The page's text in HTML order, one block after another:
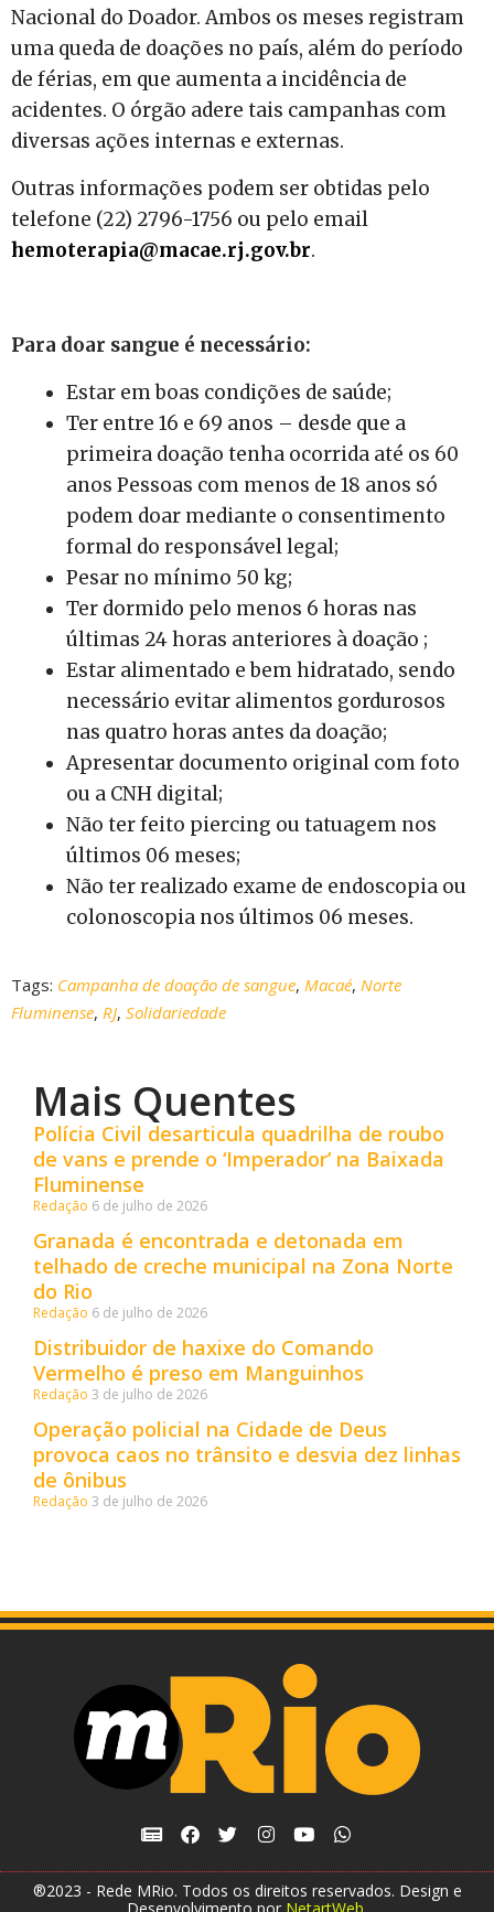
Nacional do Doador. Ambos os meses registram
uma queda de doações no país, além do período
de férias, em que aumenta a incidência de
acidentes. O órgão adere tais campanhas com
diversas ações internas e externas.
Outras informações podem ser obtidas pelo
telefone (22) 2796-1756 ou pelo email
hemoterapia@macae.rj.gov.br.
Para doar sangue é necessário:
Estar em boas condições de saúde;
Ter entre 16 e 69 anos – desde que a
primeira doação tenha ocorrida até os 60
anos Pessoas com menos de 18 anos só
podem doar mediante o consentimento
formal do responsável legal;
Pesar no mínimo 50 kg;
Ter dormido pelo menos 6 horas nas
últimas 24 horas anteriores à doação ;
Estar alimentado e bem hidratado, sendo
necessário evitar alimentos gordurosos
nas quatro horas antes da doação;
Apresentar documento original com foto
ou a CNH digital;
Não ter feito piercing ou tatuagem nos
últimos 06 meses;
Não ter realizado exame de endoscopia ou
colonoscopia nos últimos 06 meses.
Tags: Campanha de doação de sangue, Macaé, Norte
Fluminense, RJ, Solidariedade
Mais Quentes
Polícia Civil desarticula quadrilha de roubo
de vans e prende o ‘Imperador’ na Baixada
Fluminense
Redação 6 de julho de 2026
Granada é encontrada e detonada em
telhado de creche municipal na Zona Norte
do Rio
Redação 6 de julho de 2026
Distribuidor de haxixe do Comando
Vermelho é preso em Manguinhos
Redação 3 de julho de 2026
Operação policial na Cidade de Deus
provoca caos no trânsito e desvia dez linhas
de ônibus
Redação 3 de julho de 2026
®2023 - Rede MRio. Todos os direitos reservados. Design e
Desenvolvimento por NetartWeb